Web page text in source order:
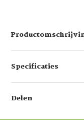
Specificaties
Delen